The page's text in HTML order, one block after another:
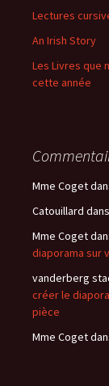
Lectures
An Irish Story
Les Livres que
cette année
Mme Coget
Catouillard dans
Mme Coget
diaporama sur
vanderberg
créer le
pièce
Mme Coget